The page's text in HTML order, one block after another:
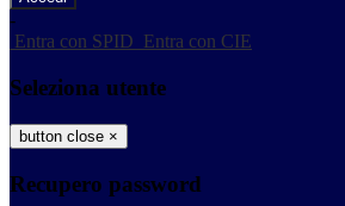
-
Entra con SPID Entra con CIE
Seleziona utente
button close ×
Recupero password